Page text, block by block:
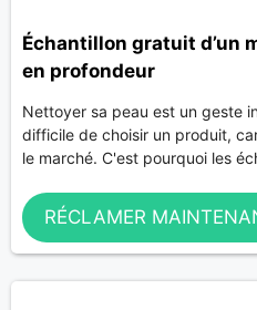
Échantillon gratuit d’un
en profondeur
Nettoyer sa peau est un geste
difficile de choisir un produit,
le marché. C'est pourquoi les
RÉCLAMER